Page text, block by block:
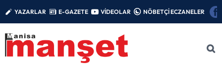
YAZARLAR E-GAZETE VİDEOLAR NÖBETÇİ ECZANELER